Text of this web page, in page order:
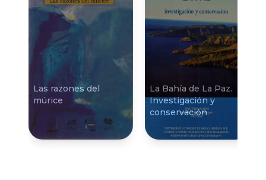
Las razones del
múrice
La Bahí­a de La Paz.
Investigación y
conservación